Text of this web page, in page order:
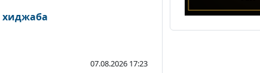
хиджаба
07.08.2026 17:23